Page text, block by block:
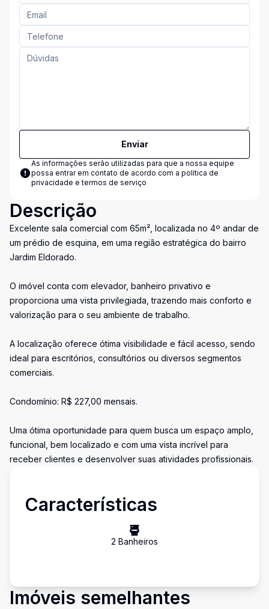
Enviar
As informações serão utilizadas para que a nossa equipe
possa entrar em contato de acordo com a política de
privacidade e termos de serviço
Descrição
Excelente sala comercial com 65m², localizada no 4º andar de
um prédio de esquina, em uma região estratégica do bairro
Jardim Eldorado.
O imóvel conta com elevador, banheiro privativo e
proporciona uma vista privilegiada, trazendo mais conforto e
valorização para o seu ambiente de trabalho.
A localização oferece ótima visibilidade e fácil acesso, sendo
ideal para escritórios, consultórios ou diversos segmentos
comerciais.
Condomínio: R$ 227,00 mensais.
Uma ótima oportunidade para quem busca um espaço amplo,
funcional, bem localizado e com uma vista incrível para
receber clientes e desenvolver suas atividades profissionais.
Características
2 Banheiros
Imóveis semelhantes